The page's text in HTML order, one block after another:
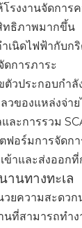
รงงานจัดการ
ทธิภาพมากขึ้น
เนิดไฟฟ้ากับก
ดการภาระ
ตัวประกอบกำลั
วของแหล่งจ่า
ละการรวม
ฟอร์มการจัดก
ข้าและส่งออก
นทางทะเล
วยความสะดว
ที่สามารถทำง